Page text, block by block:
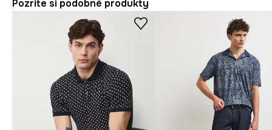
Pozrite si podobné produkty